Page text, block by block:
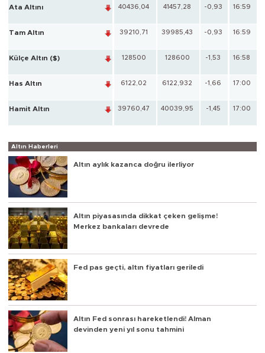
Ata Altını 40436,04 41457,28 -0,93 16:59
Tam Altın 39210,71 39985,43 -0,93 16:59
Külçe Altın ($) 128500 128600 -1,53 16:58
Has Altın 6122,02 6122,932 -1,66 17:00
Hamit Altın 39760,47 40039,95 -1,45 17:00
Altın Haberleri
Altın aylık kazanca doğru ilerliyor
Altın piyasasında dikkat çeken gelişme!
Merkez bankaları devrede
Fed pas geçti, altın fiyatları geriledi
Altın Fed sonrası hareketlendi! Alman
devinden yeni yıl sonu tahmini